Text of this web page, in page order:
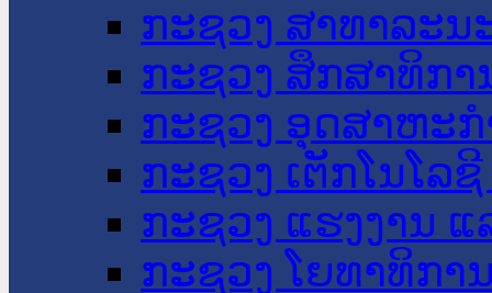
ກະຊວງ ສາທາລະນ
ກະຊວງ ສຶກສາທິກາ
ກະຊວງ ອຸດສາຫະ
ກະຊວງ ເຕັກໂນໂລ
ກະຊວງ ແຮງງານ
ກະຊວງ ໂຍທາທິກາ